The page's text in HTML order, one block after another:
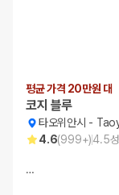
평균 가격 20만원 대
코지 블루
타오위안시 -
4.6(999+)4.5
…